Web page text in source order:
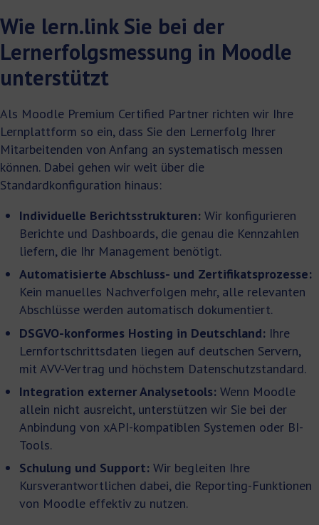
Wie lern.link Sie bei der
Lernerfolgsmessung in Moodle
unterstützt
Als Moodle Premium Certified Partner richten wir Ihre
Lernplattform so ein, dass Sie den Lernerfolg Ihrer
Mitarbeitenden von Anfang an systematisch messen
können. Dabei gehen wir weit über die
Standardkonfiguration hinaus:
Individuelle Berichtsstrukturen: Wir konfigurieren
Berichte und Dashboards, die genau die Kennzahlen
liefern, die Ihr Management benötigt.
Automatisierte Abschluss- und Zertifikatsprozesse:
Kein manuelles Nachverfolgen mehr, alle relevanten
Abschlüsse werden automatisch dokumentiert.
DSGVO-konformes Hosting in Deutschland: Ihre
Lernfortschrittsdaten liegen auf deutschen Servern,
mit AVV-Vertrag und höchstem Datenschutzstandard.
Integration externer Analysetools: Wenn Moodle
allein nicht ausreicht, unterstützen wir Sie bei der
Anbindung von xAPI-kompatiblen Systemen oder BI-
Tools.
Schulung und Support: Wir begleiten Ihre
Kursverantwortlichen dabei, die Reporting-Funktionen
von Moodle effektiv zu nutzen.